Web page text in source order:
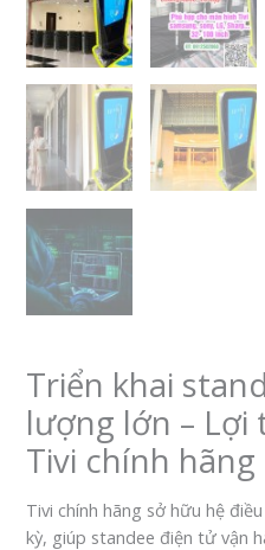
Triển khai
lượng lớn –
Tivi chính hãng
Tivi chính hãng sở hữu hệ
kỳ, giúp standee điện tử vận